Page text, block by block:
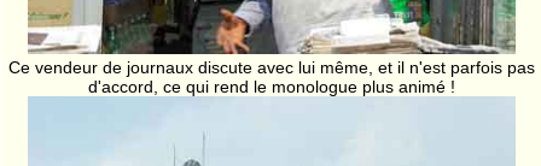
Ce vendeur de journaux discute avec lui même, et il n'est parfois pas
d'accord, ce qui rend le monologue plus animé !